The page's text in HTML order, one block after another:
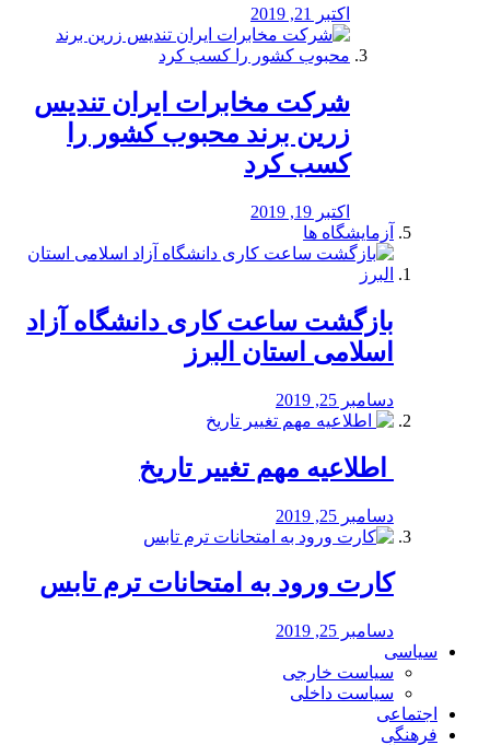
اکتبر 21, 2019
شرکت مخابرات ایران تندیس
زرین برند محبوب کشور را
کسب کرد
اکتبر 19, 2019
آزمایشگاه ها
بازگشت ساعت کاری دانشگاه آزاد
اسلامی استان البرز
دسامبر 25, 2019
️ اطلاعیه مهم تغییر تاریخ
دسامبر 25, 2019
کارت ورود به امتحانات ترم تابس
دسامبر 25, 2019
سیاسی
سیاست خارجی
سیاست داخلی
اجتماعی
فرهنگی